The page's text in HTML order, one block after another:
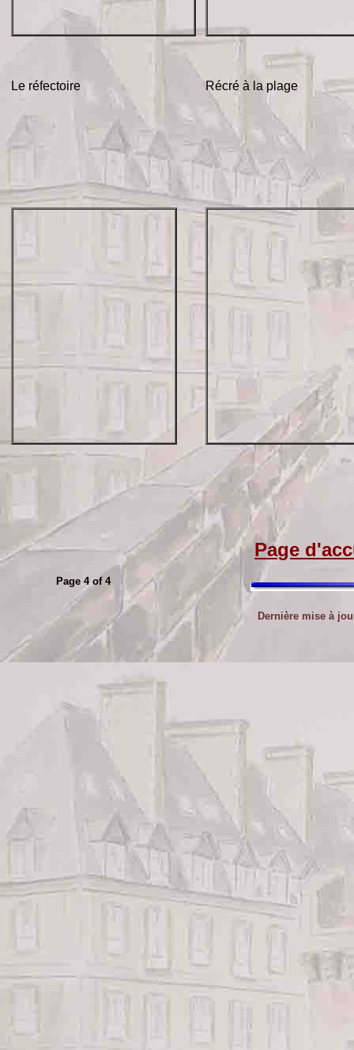
Le réfectoire Récré à la plage
Page 4 of 4
Page
Dernière mise à